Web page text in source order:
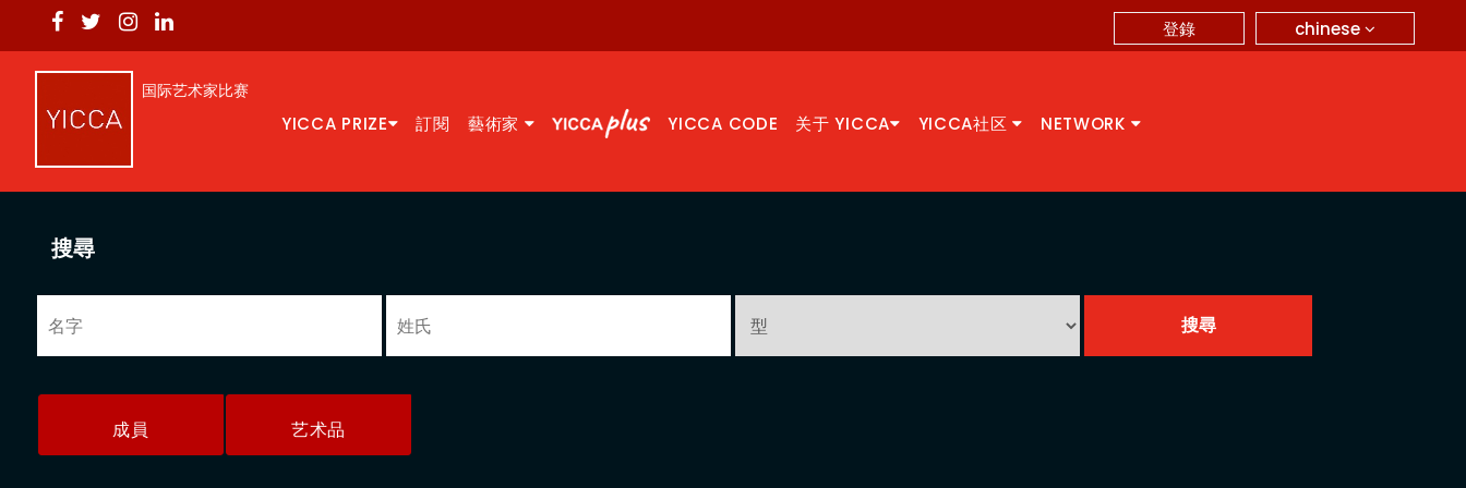
chinese
登錄
国际艺术家比赛
YICCA PRIZE 訂閱 藝術家 YICCA CODE 关于 YICCA YICCA社区 NETWORK
搜尋
成員 艺术品